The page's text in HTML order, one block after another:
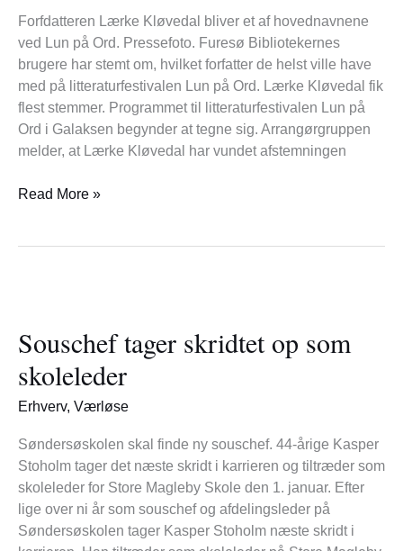
Forfdatteren Lærke Kløvedal bliver et af hovednavnene
ved Lun på Ord. Pressefoto. Furesø Bibliotekernes
brugere har stemt om, hvilket forfatter de helst ville have
med på litteraturfestivalen Lun på Ord. Lærke Kløvedal fik
flest stemmer. Programmet til litteraturfestivalen Lun på
Ord i Galaksen begynder at tegne sig. Arrangørgruppen
melder, at Lærke Kløvedal har vundet afstemningen
Ord
Read More »
Souschef tager skridtet op som
skoleleder
Erhverv, Værløse
Søndersøskolen skal finde ny souschef. 44-årige Kasper
Stoholm tager det næste skridt i karrieren og tiltræder som
skoleleder for Store Magleby Skole den 1. januar. Efter
lige over ni år som souschef og afdelingsleder på
Søndersøskolen tager Kasper Stoholm næste skridt i
skridtet
op
som
skoleleder